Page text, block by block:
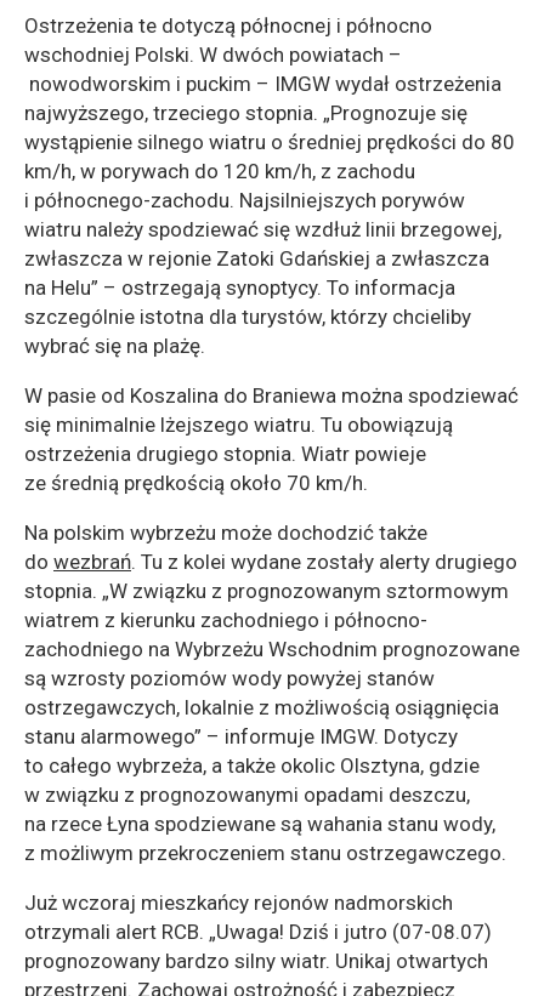
Ostrzeżenia te dotyczą północnej i północno
wschodniej Polski. W dwóch powiatach –
nowodworskim i puckim – IMGW wydał ostrzeżenia
najwyższego, trzeciego stopnia. „Prognozuje się
wystąpienie silnego wiatru o średniej prędkości do 80
km/h, w porywach do 120 km/h, z zachodu
i północnego-zachodu. Najsilniejszych porywów
wiatru należy spodziewać się wzdłuż linii brzegowej,
zwłaszcza w rejonie Zatoki Gdańskiej a zwłaszcza
na Helu” – ostrzegają synoptycy. To informacja
szczególnie istotna dla turystów, którzy chcieliby
wybrać się na plażę.
W pasie od Koszalina do Braniewa można spodziewać
się minimalnie lżejszego wiatru. Tu obowiązują
ostrzeżenia drugiego stopnia. Wiatr powieje
ze średnią prędkością około 70 km/h.
Na polskim wybrzeżu może dochodzić także
do wezbrań. Tu z kolei wydane zostały alerty drugiego
stopnia. „W związku z prognozowanym sztormowym
wiatrem z kierunku zachodniego i północno-
zachodniego na Wybrzeżu Wschodnim prognozowane
są wzrosty poziomów wody powyżej stanów
ostrzegawczych, lokalnie z możliwością osiągnięcia
stanu alarmowego” – informuje IMGW. Dotyczy
to całego wybrzeża, a także okolic Olsztyna, gdzie
w związku z prognozowanymi opadami deszczu,
na rzece Łyna spodziewane są wahania stanu wody,
z możliwym przekroczeniem stanu ostrzegawczego.
Już wczoraj mieszkańcy rejonów nadmorskich
otrzymali alert RCB. „Uwaga! Dziś i jutro (07-08.07)
prognozowany bardzo silny wiatr. Unikaj otwartych
przestrzeni. Zachowaj ostrożność i zabezpiecz